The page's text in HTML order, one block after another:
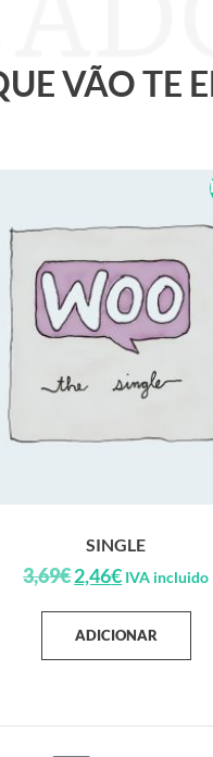
VÃO TE
SINGLE
3,69€2,46€ IVA incluido
ADICIONAR